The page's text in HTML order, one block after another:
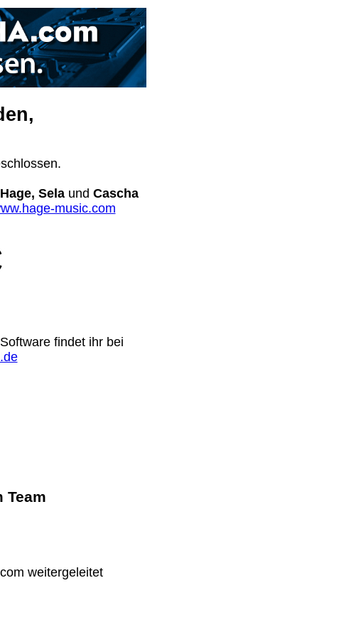
Hage, Selaund Cascha
music.com
findet ihr bei
Team
weitergeleitet